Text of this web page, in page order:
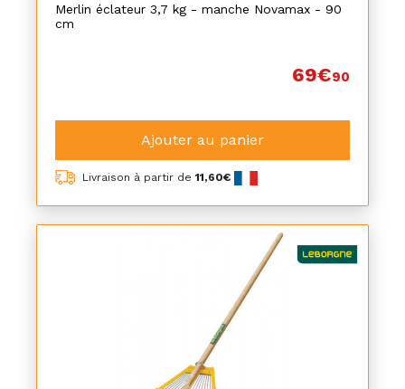
Merlin éclateur 3,7 kg - manche Novamax - 90
cm
69€90
Ajouter au panier
Livraison à partir de 11,60€